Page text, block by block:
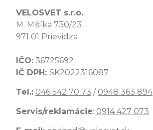
VELOSVET s.r.o.
M. Mišíka 730/23
971 01 Prievidza
IČO: 36725692
IČ DPH: SK2022316087
Tel.: 046 542 70 73 / 0948 363 894
Servis/reklamácie: 0914 427 073